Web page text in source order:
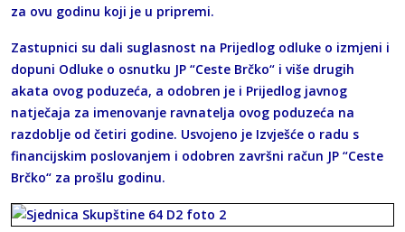
za ovu godinu koji je u pripremi.
Zastupnici su dali suglasnost na Prijedlog odluke o izmjeni i
dopuni Odluke o osnutku JP “Ceste Brčko“ i više drugih
akata ovog poduzeća, a odobren je i Prijedlog javnog
natječaja za imenovanje ravnatelja ovog poduzeća na
razdoblje od četiri godine. Usvojeno je Izvješće o radu s
financijskim poslovanjem i odobren završni račun JP “Ceste
Brčko“ za prošlu godinu.